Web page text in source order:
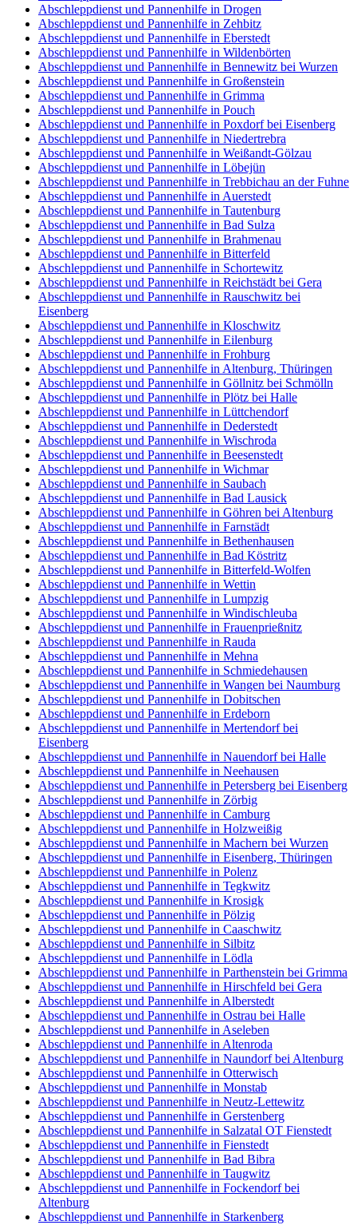
Abschleppdienst und Pannenhilfe in Drogen
Abschleppdienst und Pannenhilfe in Zehbitz
Abschleppdienst und Pannenhilfe in Eberstedt
Abschleppdienst und Pannenhilfe in Wildenbörten
Abschleppdienst und Pannenhilfe in Bennewitz bei Wurzen
Abschleppdienst und Pannenhilfe in Großenstein
Abschleppdienst und Pannenhilfe in Grimma
Abschleppdienst und Pannenhilfe in Pouch
Abschleppdienst und Pannenhilfe in Poxdorf bei Eisenberg
Abschleppdienst und Pannenhilfe in Niedertrebra
Abschleppdienst und Pannenhilfe in Weißandt-Gölzau
Abschleppdienst und Pannenhilfe in Löbejün
Abschleppdienst und Pannenhilfe in Trebbichau an der Fuhne
Abschleppdienst und Pannenhilfe in Auerstedt
Abschleppdienst und Pannenhilfe in Tautenburg
Abschleppdienst und Pannenhilfe in Bad Sulza
Abschleppdienst und Pannenhilfe in Brahmenau
Abschleppdienst und Pannenhilfe in Bitterfeld
Abschleppdienst und Pannenhilfe in Schortewitz
Abschleppdienst und Pannenhilfe in Reichstädt bei Gera
Abschleppdienst und Pannenhilfe in Rauschwitz bei
Eisenberg
Abschleppdienst und Pannenhilfe in Kloschwitz
Abschleppdienst und Pannenhilfe in Eilenburg
Abschleppdienst und Pannenhilfe in Frohburg
Abschleppdienst und Pannenhilfe in Altenburg, Thüringen
Abschleppdienst und Pannenhilfe in Göllnitz bei Schmölln
Abschleppdienst und Pannenhilfe in Plötz bei Halle
Abschleppdienst und Pannenhilfe in Lüttchendorf
Abschleppdienst und Pannenhilfe in Dederstedt
Abschleppdienst und Pannenhilfe in Wischroda
Abschleppdienst und Pannenhilfe in Beesenstedt
Abschleppdienst und Pannenhilfe in Wichmar
Abschleppdienst und Pannenhilfe in Saubach
Abschleppdienst und Pannenhilfe in Bad Lausick
Abschleppdienst und Pannenhilfe in Göhren bei Altenburg
Abschleppdienst und Pannenhilfe in Farnstädt
Abschleppdienst und Pannenhilfe in Bethenhausen
Abschleppdienst und Pannenhilfe in Bad Köstritz
Abschleppdienst und Pannenhilfe in Bitterfeld-Wolfen
Abschleppdienst und Pannenhilfe in Wettin
Abschleppdienst und Pannenhilfe in Lumpzig
Abschleppdienst und Pannenhilfe in Windischleuba
Abschleppdienst und Pannenhilfe in Frauenprießnitz
Abschleppdienst und Pannenhilfe in Rauda
Abschleppdienst und Pannenhilfe in Mehna
Abschleppdienst und Pannenhilfe in Schmiedehausen
Abschleppdienst und Pannenhilfe in Wangen bei Naumburg
Abschleppdienst und Pannenhilfe in Dobitschen
Abschleppdienst und Pannenhilfe in Erdeborn
Abschleppdienst und Pannenhilfe in Mertendorf bei
Eisenberg
Abschleppdienst und Pannenhilfe in Nauendorf bei Halle
Abschleppdienst und Pannenhilfe in Neehausen
Abschleppdienst und Pannenhilfe in Petersberg bei Eisenberg
Abschleppdienst und Pannenhilfe in Zörbig
Abschleppdienst und Pannenhilfe in Camburg
Abschleppdienst und Pannenhilfe in Holzweißig
Abschleppdienst und Pannenhilfe in Machern bei Wurzen
Abschleppdienst und Pannenhilfe in Eisenberg, Thüringen
Abschleppdienst und Pannenhilfe in Polenz
Abschleppdienst und Pannenhilfe in Tegkwitz
Abschleppdienst und Pannenhilfe in Krosigk
Abschleppdienst und Pannenhilfe in Pölzig
Abschleppdienst und Pannenhilfe in Caaschwitz
Abschleppdienst und Pannenhilfe in Silbitz
Abschleppdienst und Pannenhilfe in Lödla
Abschleppdienst und Pannenhilfe in Parthenstein bei Grimma
Abschleppdienst und Pannenhilfe in Hirschfeld bei Gera
Abschleppdienst und Pannenhilfe in Alberstedt
Abschleppdienst und Pannenhilfe in Ostrau bei Halle
Abschleppdienst und Pannenhilfe in Aseleben
Abschleppdienst und Pannenhilfe in Altenroda
Abschleppdienst und Pannenhilfe in Naundorf bei Altenburg
Abschleppdienst und Pannenhilfe in Otterwisch
Abschleppdienst und Pannenhilfe in Monstab
Abschleppdienst und Pannenhilfe in Neutz-Lettewitz
Abschleppdienst und Pannenhilfe in Gerstenberg
Abschleppdienst und Pannenhilfe in Salzatal OT Fienstedt
Abschleppdienst und Pannenhilfe in Fienstedt
Abschleppdienst und Pannenhilfe in Bad Bibra
Abschleppdienst und Pannenhilfe in Taugwitz
Abschleppdienst und Pannenhilfe in Fockendorf bei
Altenburg
Abschleppdienst und Pannenhilfe in Starkenberg